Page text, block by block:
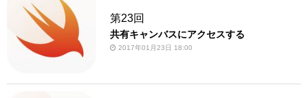
第23回
共有キャンバスにアクセスする
2017年01月23日 18:00